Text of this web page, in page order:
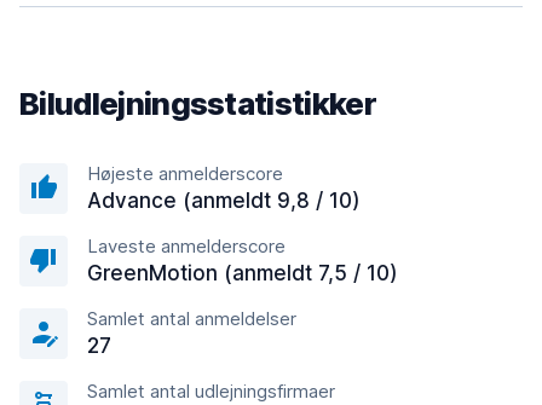
Biludlejningsstatistikker
Højeste anmelderscore
Advance (anmeldt 9,8 / 10)
Laveste anmelderscore
GreenMotion (anmeldt 7,5 / 10)
Samlet antal anmeldelser
27
Samlet antal udlejningsfirmaer